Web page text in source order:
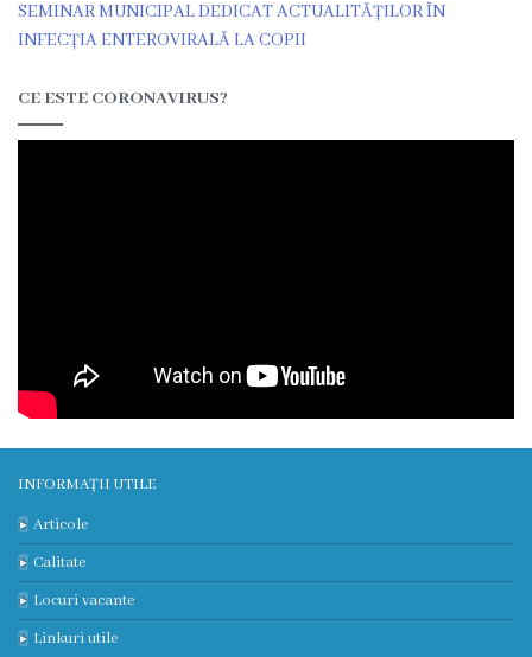
Prezentare
Studenți/Rezidenți
Apariții
în
presă
Galerie
foto
Video
SEMINAR MUNICIPAL DEDICAT ACTUALITĂȚILOR ÎN
INFECȚIA ENTEROVIRALĂ LA COPII
CE ESTE CORONAVIRUS?
INFORMAȚII UTILE
Articole
Calitate
Locuri vacante
Linkuri utile